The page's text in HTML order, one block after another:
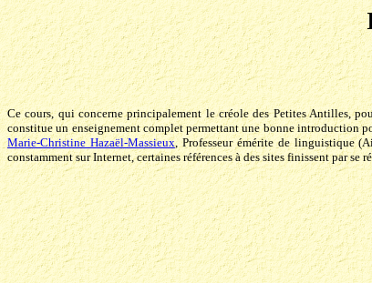
Ce cours, qui concerne principalement le créole des Petites Antilles,
constitue un enseignement complet permettant une bonne introduction
Marie-Christine Hazaël-Massieux, Professeur émérite de linguistique
constamment sur Internet, certaines références à des sites finissent par se